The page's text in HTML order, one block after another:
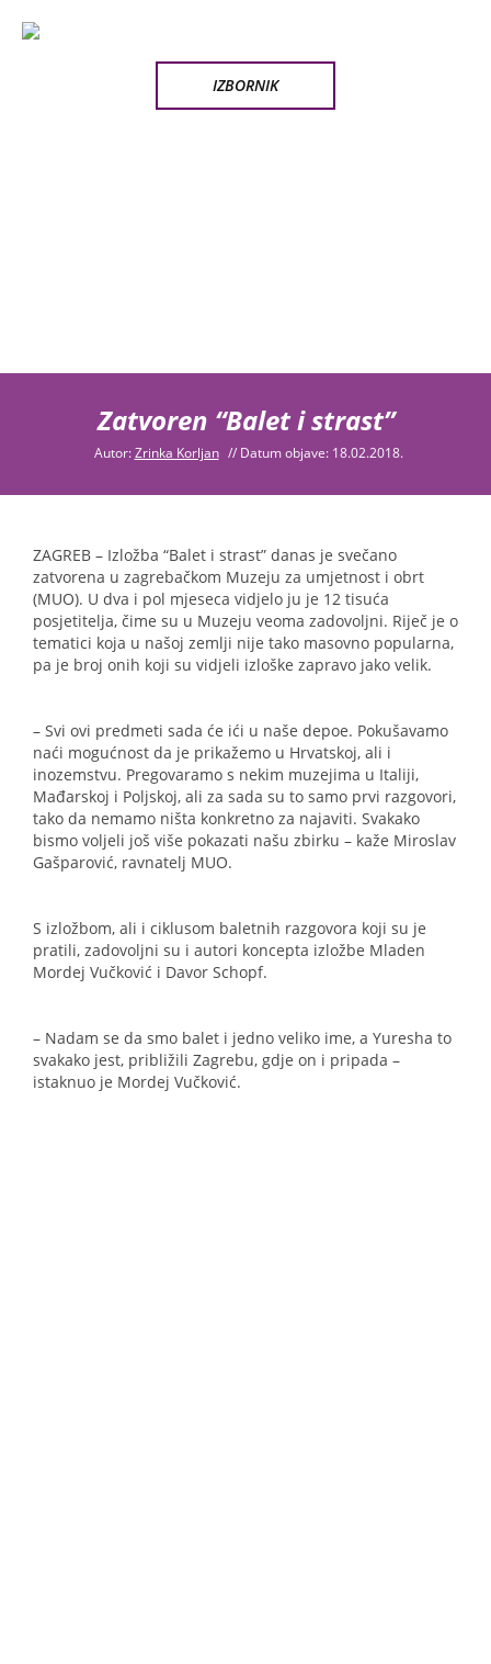
IZBORNIK
Zatvoren “Balet i strast”
Autor:Zrinka Korljan // Datum objave: 18.02.2018.
ZAGREB – Izložba “Balet i strast” danas je svečano
zatvorena u zagrebačkom Muzeju za umjetnost i obrt
(MUO). U dva i pol mjeseca vidjelo ju je 12 tisuća
posjetitelja, čime su u Muzeju veoma zadovoljni. Riječ je o
tematici koja u našoj zemlji nije tako masovno popularna,
pa je broj onih koji su vidjeli izloške zapravo jako velik.
– Svi ovi predmeti sada će ići u naše depoe. Pokušavamo
naći mogućnost da je prikažemo u Hrvatskoj, ali i
inozemstvu. Pregovaramo s nekim muzejima u Italiji,
Mađarskoj i Poljskoj, ali za sada su to samo prvi razgovori,
tako da nemamo ništa konkretno za najaviti. Svakako
bismo voljeli još više pokazati našu zbirku – kaže Miroslav
Gašparović, ravnatelj MUO.
S izložbom, ali i ciklusom baletnih razgovora koji su je
pratili, zadovoljni su i autori koncepta izložbe Mladen
Mordej Vučković i Davor Schopf.
– Nadam se da smo balet i jedno veliko ime, a Yuresha to
svakako jest, približili Zagrebu, gdje on i pripada –
istaknuo je Mordej Vučković.